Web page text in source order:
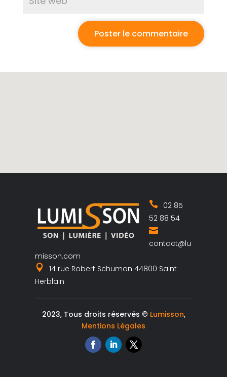
02 85
52 88 54
contact@lu
misson.com
14 rue Robert Schuman 44800 Saint
Herblain
2023, Tous droits réservés © Lumisson,
Mentions Légales